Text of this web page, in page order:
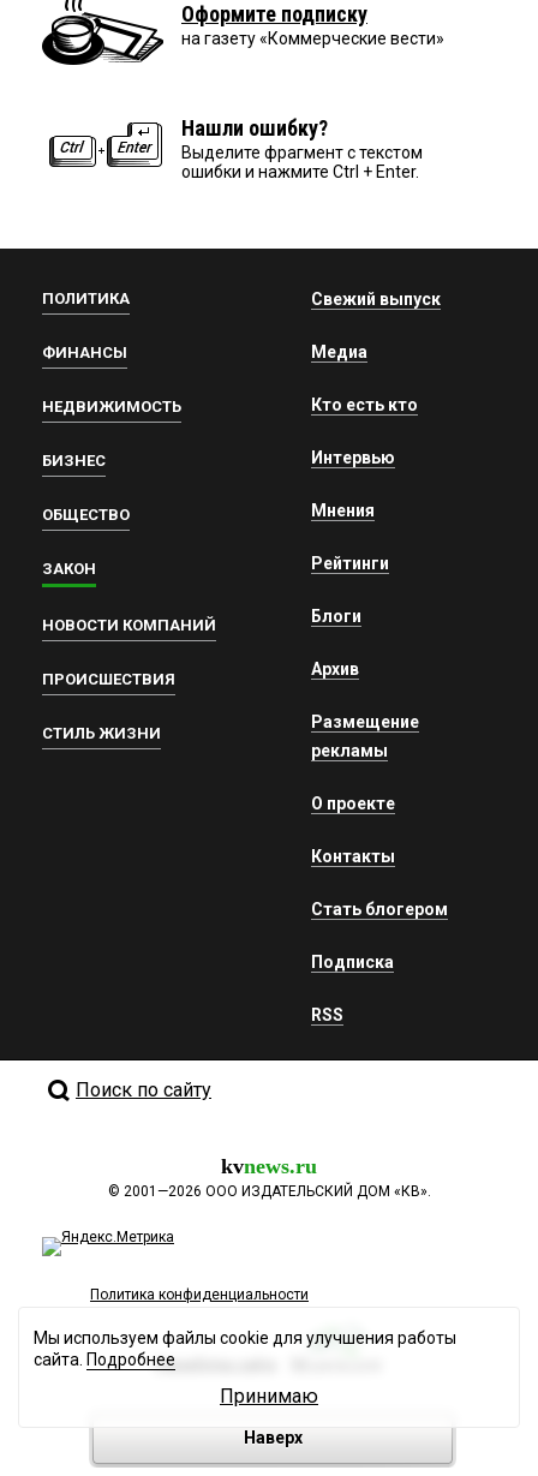
Оформите подписку
на газету «Коммерческие вести»
Нашли ошибку?
Выделите фрагмент с текстом
ошибки и нажмите Ctrl + Enter.
ПОЛИТИКА
ФИНАНСЫ
НЕДВИЖИМОСТЬ
БИЗНЕС
ОБЩЕСТВО
ЗАКОН
НОВОСТИ КОМПАНИЙ
ПРОИСШЕСТВИЯ
СТИЛЬ ЖИЗНИ
Свежий выпуск
Медиа
Кто есть кто
Интервью
Мнения
Рейтинги
Блоги
Архив
Размещение
рекламы
О проекте
Контакты
Стать блогером
Подписка
RSS
Поиск по сайту
kvnews.ru
© 2001—2026 ООО ИЗДАТЕЛЬСКИЙ ДОМ «КВ».
Политика конфиденциальности
Разработка сайта
Наверх
Мы используем файлы cookie для улучшения работы
сайта. Подробнее
Принимаю